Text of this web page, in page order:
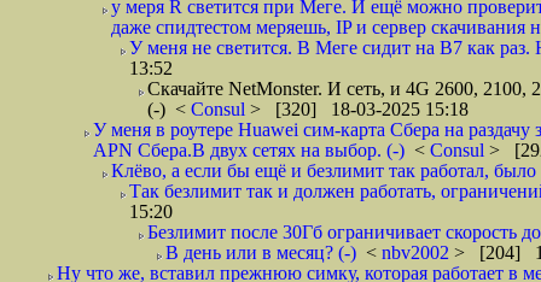
у меря R светится при Меге. И ещё можно
даже спидтестом меряешь, IP и сервер скачивания
У меня не светится. В Меге сидит на В7 как раз.
13:52
Скачайте NetMonster. И сеть, и 4G 2600, 2100,
(-) < Consul > [320] 18-03-2025 15:18
У меня в роутере Huawei сим-карта Сбера на
APN Сбера.В двух сетях на выбор. (-) < Consul >
Клёво, а если бы ещё и безлимит так работал,
Так безлимит так и должен работать,
15:20
Безлимит после 30Гб ограничивает скорость
В день или в месяц? (-) < nbv2002 > [204]
Ну что же, вставил прежнюю симку, которая работает в